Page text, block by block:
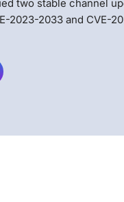
two stable channel
2023-2033 and CVE-